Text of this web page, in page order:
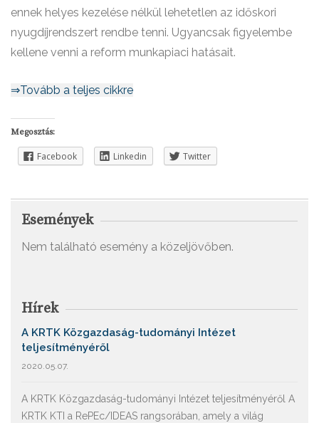
ennek helyes kezelése nélkül lehetetlen az időskori
nyugdíjrendszert rendbe tenni. Ugyancsak figyelembe
kellene venni a reform munkapiaci hatásait.
⇒Tovább a teljes cikkre
Megosztás:
Facebook Linkedin Twitter
Események
Nem található esemény a közeljövőben.
Hírek
A KRTK Közgazdaság-tudományi Intézet
teljesítményéről
2020.05.07.
A KRTK Közgazdaság-tudományi Intézet teljesítményéről A
KRTK KTI a RePEc/IDEAS rangsorában, amely a világ